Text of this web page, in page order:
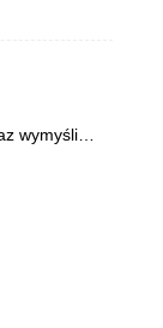
wymyśli…